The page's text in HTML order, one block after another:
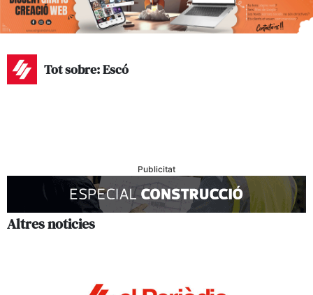
Tot sobre: Escó
Publicitat
Altres noticies